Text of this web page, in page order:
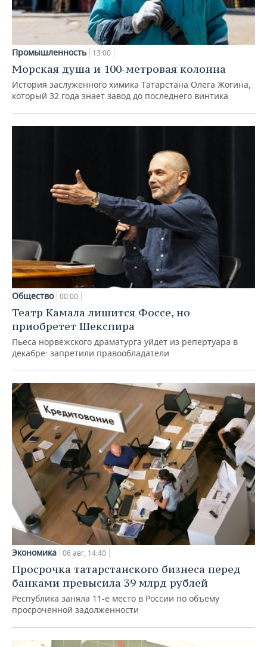
Промышленность 13:00
Морская душа и 100-метровая колонна
История заслуженного химика Татарстана Олега Жогина,
который 32 года знает завод до последнего винтика
Общество 00:00
Театр Камала лишится Фоссе, но
приобретет Шекспира
Пьеса норвежского драматурга уйдет из репертуара в
декабре: запретили правообладатели
Экономика 06 авг, 14:40
Просрочка татарстанского бизнеса перед
банками превысила 39 млрд рублей
Республика заняла 11-е место в России по объему
просроченной задолженности